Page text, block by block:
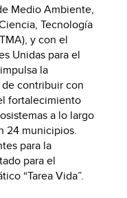
Medio Ambiente,
Tecnología
y con el
Unidas para el
la
contribuir con
fortalecimiento
a lo largo
24 municipios.
para la
para el
“Tarea Vida”.